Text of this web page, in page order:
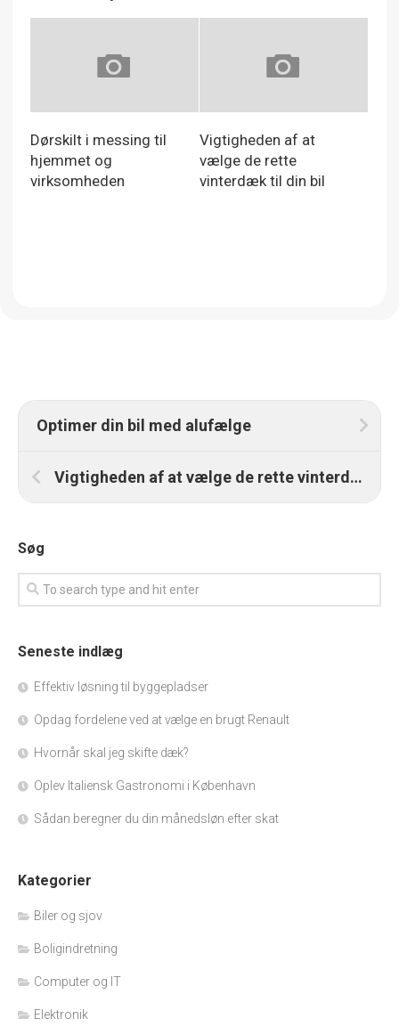
Dørskilt i messing til
hjemmet og
virksomheden
Vigtigheden af at
vælge de rette
vinterdæk til din bil
Optimer din bil med alufælge
Vigtigheden af at vælge de rette vinterdæk til din bil
Søg
Seneste indlæg
Effektiv løsning til byggepladser
Opdag fordelene ved at vælge en brugt Renault
Hvornår skal jeg skifte dæk?
Oplev Italiensk Gastronomi i København
Sådan beregner du din månedsløn efter skat
Kategorier
Biler og sjov
Boligindretning
Computer og IT
Elektronik